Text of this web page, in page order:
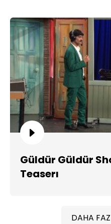
Güldür Güldür
Teaserı
DAHA